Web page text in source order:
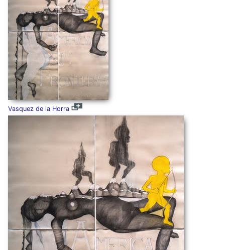
Vasquez de la Horra